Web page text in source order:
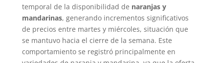
temporal de la disponibilidad de naranjas y
mandarinas, generando incrementos significativos
de precios entre martes y miércoles, situación que
se mantuvo hacia el cierre de la semana. Este
comportamiento se registró principalmente en